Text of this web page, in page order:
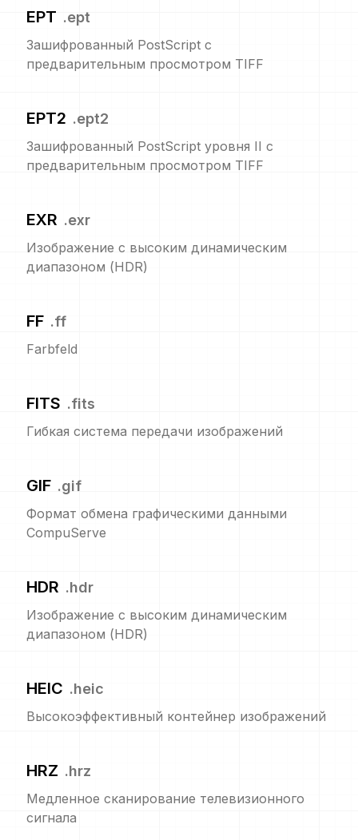
EPT .ept
Зашифрованный PostScript с
предварительным просмотром TIFF
EPT2 .ept2
Зашифрованный PostScript уровня II с
предварительным просмотром TIFF
EXR .exr
Изображение с высоким динамическим
диапазоном (HDR)
FF .ff
Farbfeld
FITS .fits
Гибкая система передачи изображений
GIF .gif
Формат обмена графическими данными
CompuServe
HDR .hdr
Изображение с высоким динамическим
диапазоном (HDR)
HEIC .heic
Высокоэффективный контейнер изображений
HRZ .hrz
Медленное сканирование телевизионного
сигнала